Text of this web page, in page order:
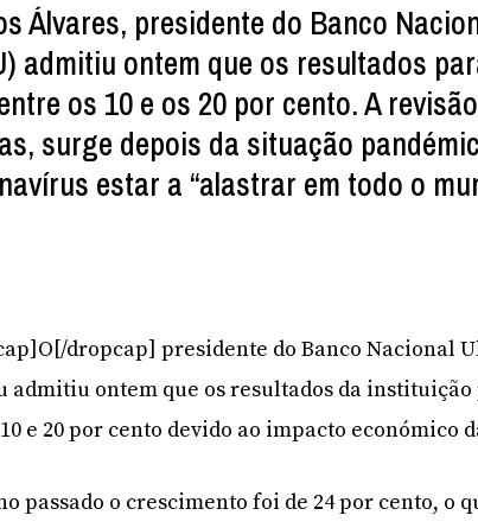
Álvares, presidente do Banco
admitiu ontem que os resultados
os 10 e os 20 por cento. A
surge depois da situação
estar a “alastrar em todo o
dropcap] presidente do Banco Nacional
admitiu ontem que os resultados da instituição
e 20 por cento devido ao impacto económico
passado o crescimento foi de 24 por cento, o